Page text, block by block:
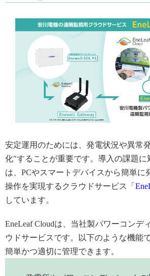
安定運用のためには、発電状況や異常
化"することが重要です。導入の課題に
は、PCやスマートデバイスから簡単に
操作を実現するクラウドサービス「
しています。
EneLeaf Cloudは、当社製パワーコンデ
ウドサービスです。以下のような機能
簡単かつ適切に管理できます。